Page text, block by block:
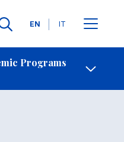
Languages
EN IT
Programs
Contact Us
2014